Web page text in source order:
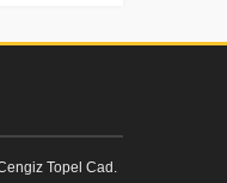
Topel Cad.